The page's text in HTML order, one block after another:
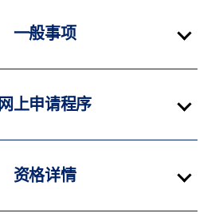
一般事项
网上申请程序
资格详情